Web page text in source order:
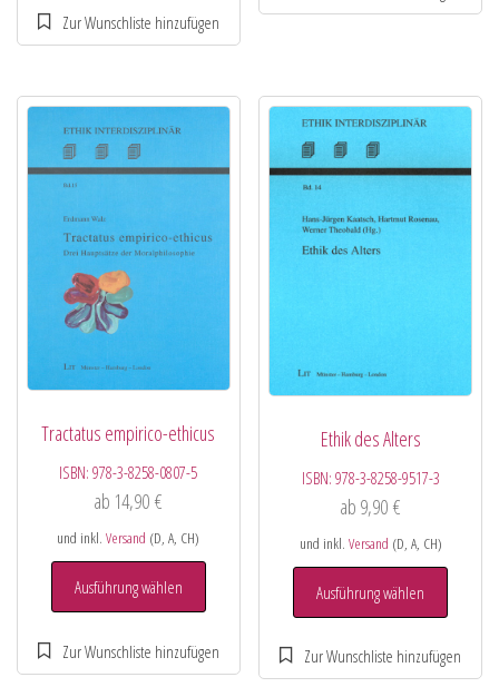
Tractatus empirico-ethicus
ISBN:978-3-8258-0807-5
ab 14,90€
und inkl.Versand (D, A, CH)
Ausführung wählen
Ethik des Alters
ISBN: 978-3-8258-9517-3
ab 9,90€
und inkl. Versand (D, A, CH)
Ausführung wählen